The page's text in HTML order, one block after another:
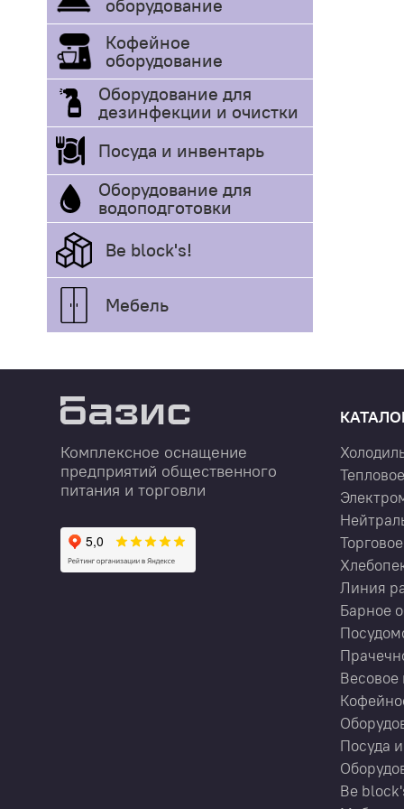
оборудование
Кофейное
оборудование
Оборудование для
дезинфекции и очистки
Посуда и инвентарь
Оборудование для
водоподготовки
Be block's!
Мебель
Комплексное оснащение
предприятий общественного
питания и торговли
Линия
Барное
Весовое
Посуда
Be